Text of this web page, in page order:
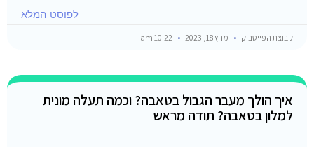
לפוסט המלא
קבוצת הפייסבוק מרץ 18, 2023
איך הולך מעבר הגבול בטאבה? וכמה תעלה מונית
למלון בטאבה? תודה מראש